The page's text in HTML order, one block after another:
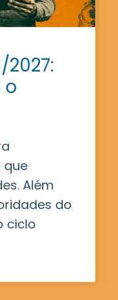
2027:
o
que
Além
do
ciclo